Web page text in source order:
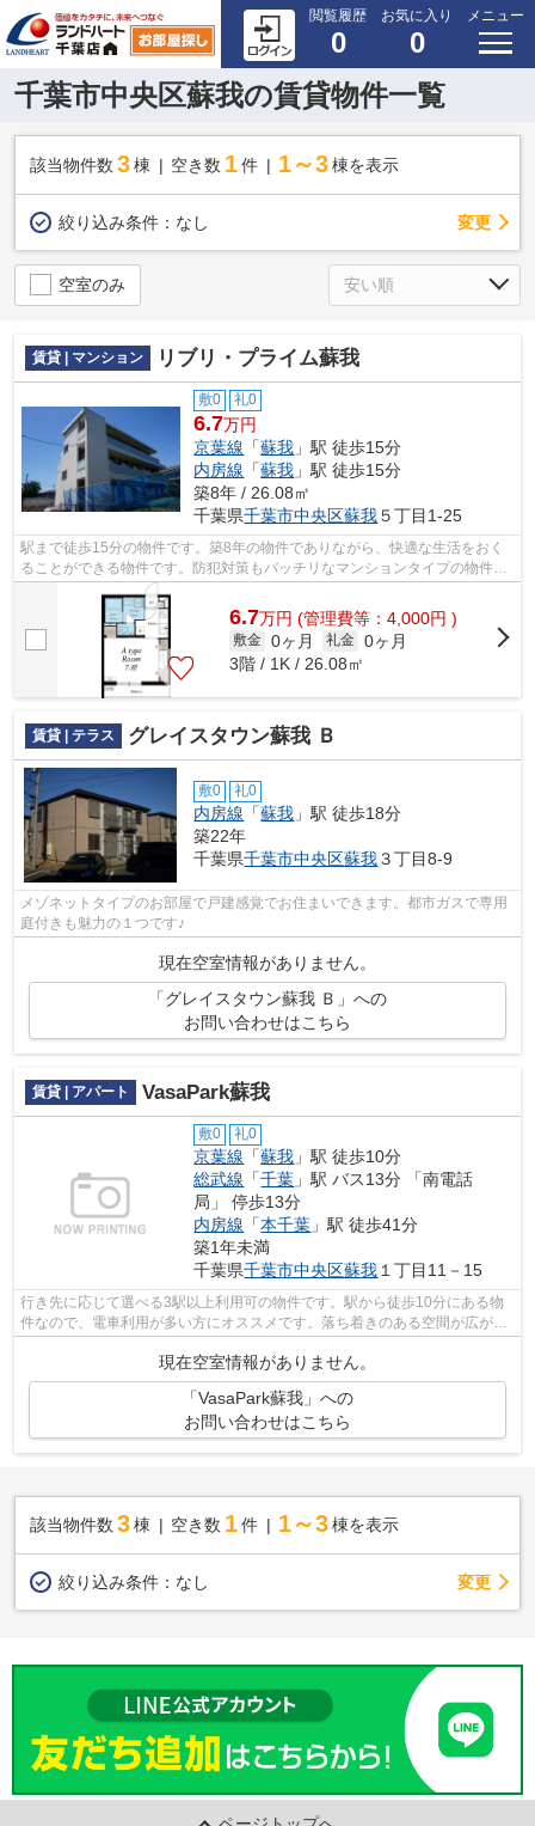
閲覧履歴
0
お気に入り
0
メニュー
千葉市中央区蘇我の賃貸物件一覧
該当物件数 3棟 空き数 1 件 1～3 棟を表示
絞り込み条件： なし 変更
空室のみ
賃貸 | マンション リブリ・プライム蘇我
敷0 礼0
6.7万円
京葉線 「蘇我 」駅 徒歩15分
内房線 「蘇我 」駅 徒歩15分
築8年 / 26.08㎡
千葉県千葉市中央区蘇我５丁目1-25
駅まで徒歩15分の物件です。築8年の物件でありながら、快適な生活をおく
ることができる物件です。防犯対策もバッチリなマンションタイプの物件で
す。安心のお部屋探しなら、当社にお任...
6.7万円 (管理費等：4,000円 )
敷金 0ヶ月 礼金 0ヶ月
3階 / 1K / 26.08㎡
賃貸 | テラス グレイスタウン蘇我 Ｂ
敷0 礼0
内房線 「蘇我 」駅 徒歩18分
築22年
千葉県千葉市中央区蘇我３丁目8-9
メゾネットタイプのお部屋で戸建感覚でお住まいできます。都市ガスで専用
庭付きも魅力の１つです♪
現在空室情報がありません。
「グレイスタウン蘇我 Ｂ」への
お問い合わせはこちら
賃貸 | アパート VasaPark蘇我
敷0 礼0
京葉線 「蘇我 」駅 徒歩10分
総武線 「千葉 」駅 バス13分 「南電話
局」 停歩13分
内房線 「本千葉 」駅 徒歩41分
築1年未満
千葉県千葉市中央区蘇我 １丁目11－15
行き先に応じて選べる3駅以上利用可の物件です。駅から徒歩10分にある物
件なので、電車利用が多い方にオススメです。落ち着きのある空間が広がっ
ている、令和7年築の物件です。ごみ捨...
現在空室情報がありません。
「VasaPark蘇我」への
お問い合わせはこちら
該当物件数 3棟 空き数 1 件 1～3 棟を表示
絞り込み条件： なし 変更